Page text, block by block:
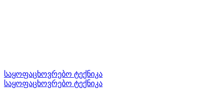
საყოფაცხოვრებო ტექნიკა
საყოფაცხოვრებო ტექნიკა